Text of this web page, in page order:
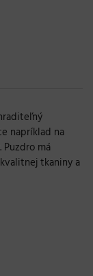
napríklad na
má
tkaniny a